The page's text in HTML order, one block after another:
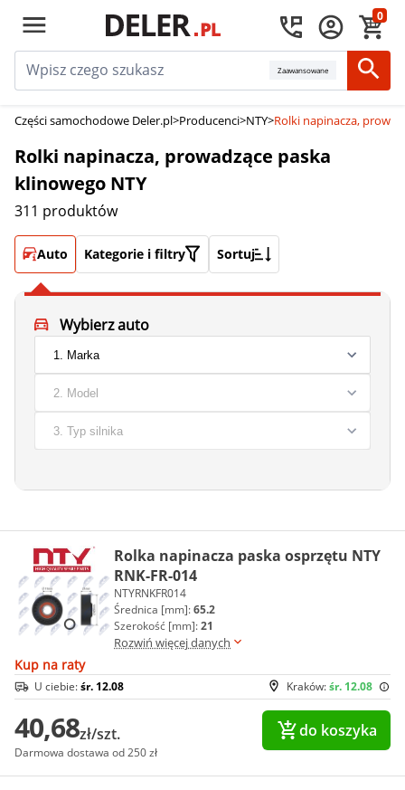
0
Zaawansowane
Części samochodowe Deler.pl>Producenci>NTY>Rolki napinacza,
Rolki napinacza, prowadzące paska
klinowego NTY
311 produktów
Auto Kategorie i filtry Sortuj
Wybierz auto
Rolka napinacza paska osprzętu NTY
RNK-FR-014
NTYRNKFR014
Średnica [mm]:65.2
Szerokość [mm]:21
Rozwiń więcej danych
Kup na raty
Kraków:śr. 12.08
U ciebie:śr. 12.08
40,68zł/szt.
Darmowa dostawa od 250 zł
do koszyka